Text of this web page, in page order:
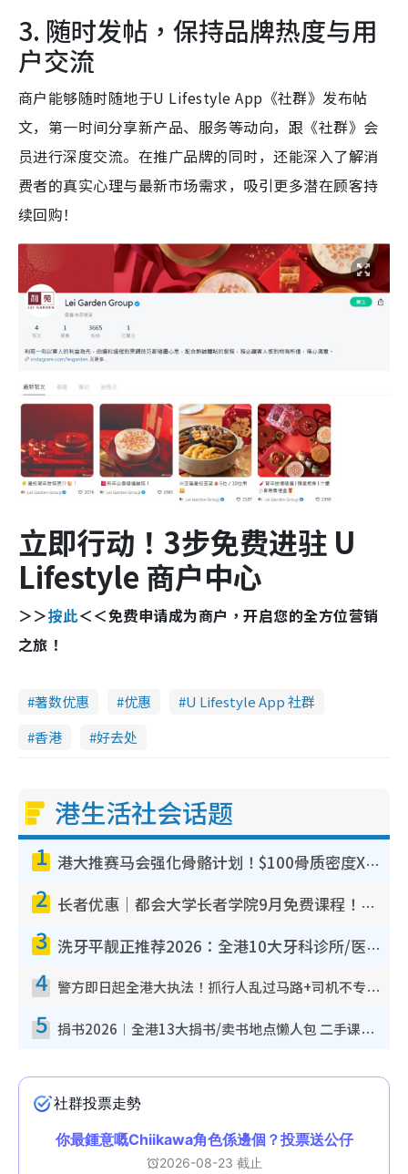
3. 随时发帖，保持品牌热度与用
户交流
商户能够随时随地于U Lifestyle App《社群》发布帖
文，第一时间分享新产品、服务等动向，跟《社群》会
员进行深度交流。在推广品牌的同时，还能深入了解消
费者的真实心理与最新市场需求，吸引更多潜在顾客持
续回购！
立即行动！3步免费进驻 U
Lifestyle 商户中心
＞＞按此＜＜免费申请成为商户，开启您的全方位营销
之旅！
著数优惠 优惠
U Lifestyle App 社群
香港
好去处
港生活社会话题
1 港大推赛马会强化骨骼计划！$100骨质密度X光检查 完成免费运动训练送超市礼券！附参加资格
2 长者优惠｜都会大学长者学院9月免费课程！多媒体/微电影创作/网络安全 附报名方法教学
3 洗牙平靓正推荐2026：全港10大牙科诊所/医院懒人包，夜诊至8点/镇静洁牙/医疗券适用
4 警方即日起全港大执法！抓行人乱过马路+司机不专注驾驶！乱过马路罚$2000
5 捐书2026︱全港13大捐书/卖书地点懒人包 二手课本最高$150＋旧书换免费咖啡/戏票